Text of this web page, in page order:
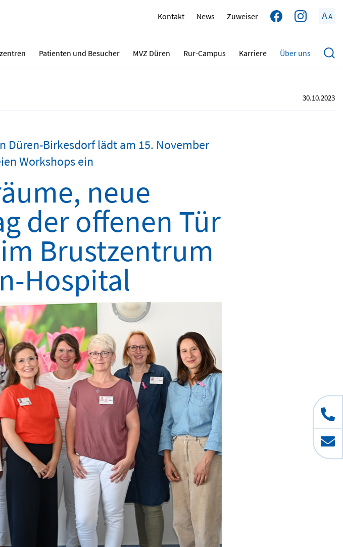
Kontakt News Zuweiser AA
Patienten und Besucher MVZ Düren Rur-Campus Karriere Über uns
30.10.2023
Düren-Birkesdorf lädt am 15. November
Workshops ein
neue
der offenen Tür
Brustzentrum
Hospital